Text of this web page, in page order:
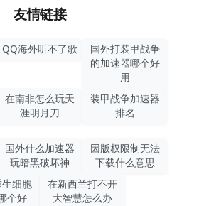
友情链接
QQ海外听不了歌
国外打装甲战争
的加速器哪个好
用
在南非怎么玩天
涯明月刀
装甲战争加速器
排名
国外什么加速器
玩暗黑破坏神
因版权限制无法
下载什么意思
细胞
个好
在新西兰打不开
大智慧怎么办